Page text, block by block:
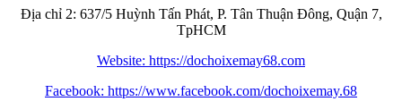
Địa chỉ 2: 637/5 Huỳnh Tấn Phát, P. Tân Thuận Đông, Quận 7,
TpHCM
Website: https://dochoixemay68.com
Facebook: https://www.facebook.com/dochoixemay.68